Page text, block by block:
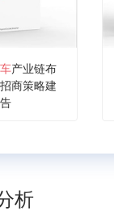
产业链布
商策略建
析